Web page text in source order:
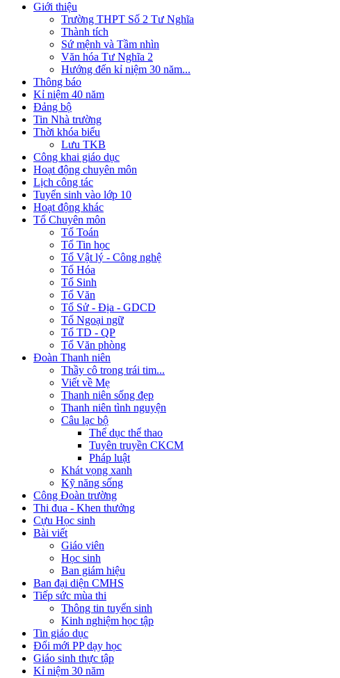
Giới thiệu
Trường THPT Số 2 Tư Nghĩa
Thành tích
Sứ mệnh và Tầm nhìn
Văn hóa Tư Nghĩa 2
Hướng đến kỉ niệm 30 năm...
Thông báo
Kỉ niệm 40 năm
Đảng bộ
Tin Nhà trường
Thời khóa biểu
Lưu TKB
Công khai giáo dục
Hoạt động chuyên môn
Lịch công tác
Tuyển sinh vào lớp 10
Hoạt động khác
Tổ Chuyên môn
Tổ Toán
Tổ Tin học
Tổ Vật lý - Công nghệ
Tổ Hóa
Tổ Sinh
Tổ Văn
Tổ Sử - Địa - GDCD
Tổ Ngoại ngữ
Tổ TD - QP
Tổ Văn phòng
Đoàn Thanh niên
Thầy cô trong trái tim...
Viết về Mẹ
Thanh niên sống đẹp
Thanh niên tình nguyện
Câu lạc bộ
Thể dục thể thao
Tuyên truyền CKCM
Pháp luật
Khát vọng xanh
Kỹ năng sống
Công Đoàn trường
Thi đua - Khen thưởng
Cựu Học sinh
Bài viết
Giáo viên
Học sinh
Ban giám hiệu
Ban đại diện CMHS
Tiếp sức mùa thi
Thông tin tuyển sinh
Kinh nghiệm học tập
Tin giáo dục
Đổi mới PP dạy học
Giáo sinh thực tập
Kỉ niệm 30 năm